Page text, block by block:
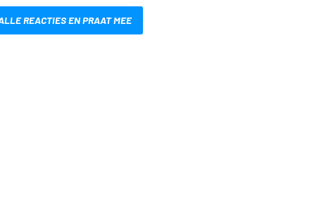
REACTIES EN PRAAT MEE